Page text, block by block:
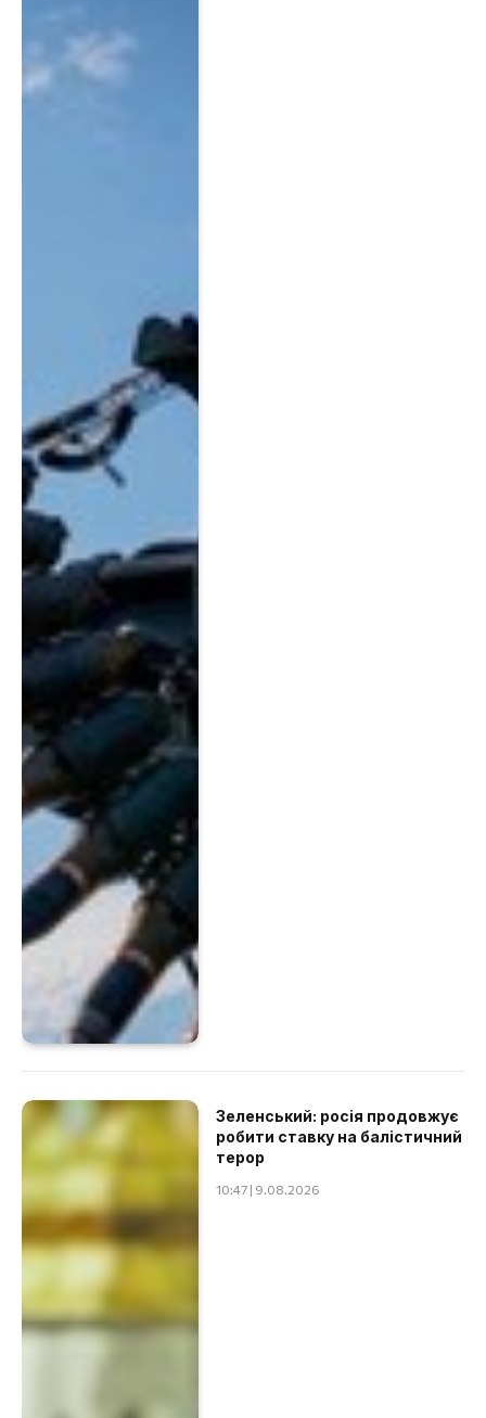
Зеленський: росія продовжує
робити ставку на балістичний
терор
10:47 | 9.08.2026